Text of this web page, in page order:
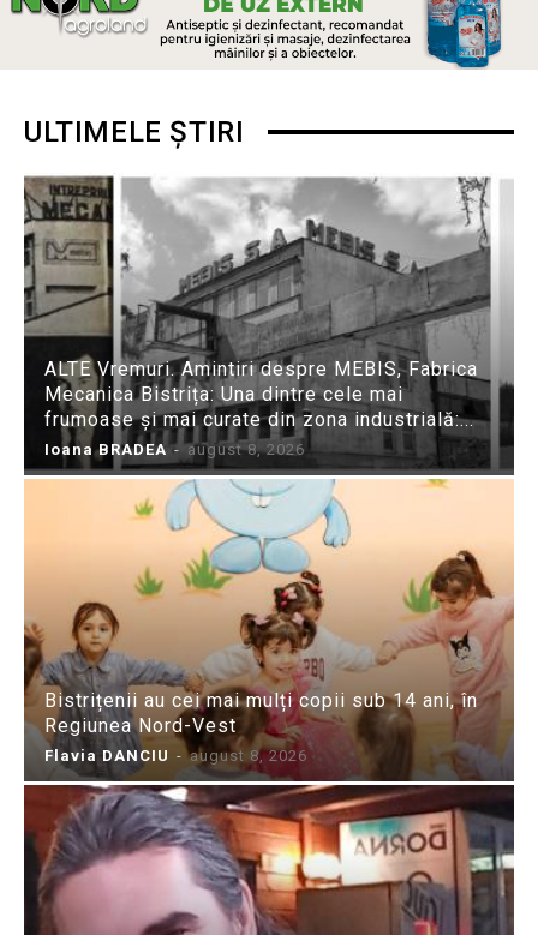
ULTIMELE ȘTIRI
ALTE Vremuri. Amintiri despre MEBIS, Fabrica
Mecanica Bistrița: Una dintre cele mai
frumoase și mai curate din zona industrială:...
Ioana BRADEA - august 8, 2026
Bistrițenii au cei mai mulți copii sub 14 ani, în
Regiunea Nord-Vest
Flavia DANCIU - august 8, 2026